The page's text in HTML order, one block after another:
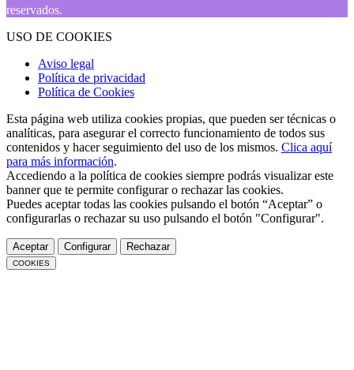
reservados.
USO DE COOKIES
Aviso legal
Política de privacidad
Política de Cookies
Esta página web utiliza cookies propias, que pueden ser técnicas o
analíticas, para asegurar el correcto funcionamiento de todos sus
contenidos y hacer seguimiento del uso de los mismos. Clica aquí
para más información.
Accediendo a la política de cookies siempre podrás visualizar este
banner que te permite configurar o rechazar las cookies.
Puedes aceptar todas las cookies pulsando el botón “Aceptar” o
configurarlas o rechazar su uso pulsando el botón "Configurar".
Aceptar Configurar Rechazar
COOKIES